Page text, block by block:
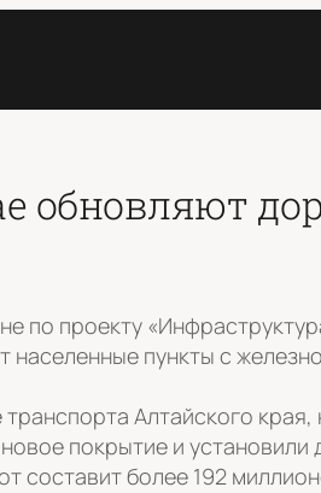
обновляют
по проекту
населенные пункты с
Алтайского
покрытие и
составит более 192